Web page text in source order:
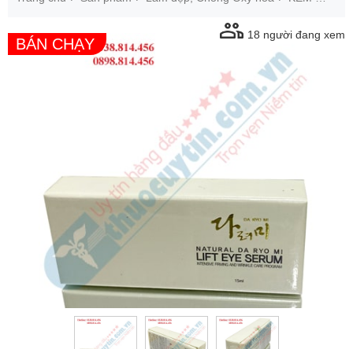
trợ
sản
nữ
Làm
đẹp,
Chống
Oxy
hóa
BÁN CHẠY
18 người đang xem